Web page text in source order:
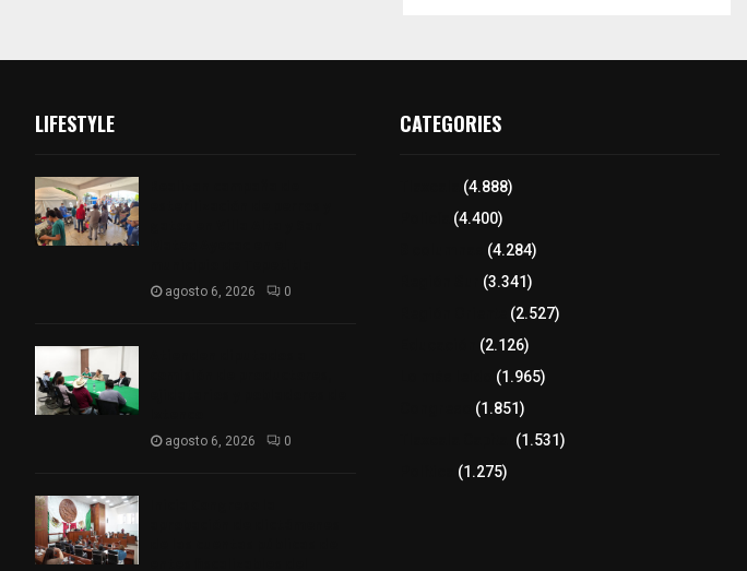
LIFESTYLE
agosto 6, 2026 0
agosto 6, 2026 0
CATEGORIES
(4.888)
(4.400)
(4.284)
(3.341)
(2.527)
(2.126)
(1.965)
(1.851)
(1.531)
(1.275)